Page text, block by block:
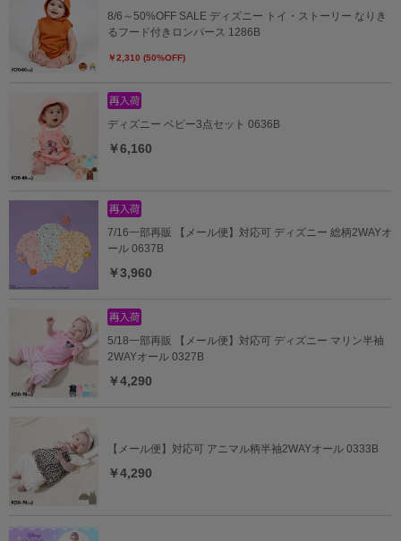
8/6～50%OFF SALE ディズニー トイ・ストーリー なりき
るフード付きロンパース 1286B
￥2,310 (50%OFF)
ディズニー ベビー3点セット 0636B
￥6,160
7/16一部再販 【メール便】対応可 ディズニー 総柄2WAYオ
ール 0637B
￥3,960
5/18一部再販 【メール便】対応可 ディズニー マリン半袖
2WAYオール 0327B
￥4,290
【メール便】対応可 アニマル柄半袖2WAYオール 0333B
￥4,290